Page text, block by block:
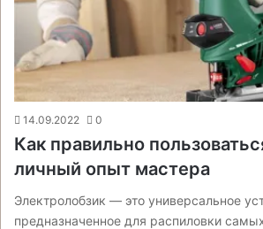
14.09.2022 0
Как правильно
личный опыт мастера
Электролобзик — это универсальное
предназначенное для распиловки